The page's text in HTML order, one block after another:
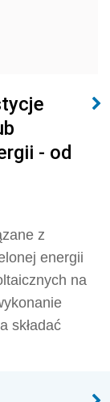
- od
z
energii
na
składać